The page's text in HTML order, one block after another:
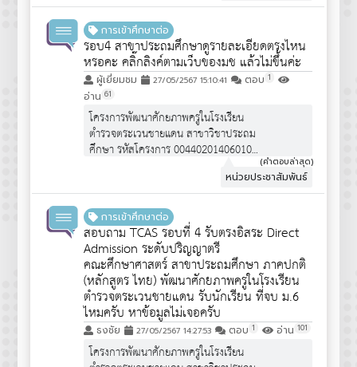
https://www.edu.cmu.ac.th/assets/pdf/qpot/
เป็นโครงการพิเศษ """ไม่ได้เปิดรับสมัคร
นักเรียน ม.6 ทั่วไป""" จึงไม่ได้มีการ
ประชาสัมพันธ์ครับ
การเข้าศึกษาต่อ
รอบ4 สาขาประถมศึกษาดูรายละเอียดตรงไหน
หรอคะ คลิ๊กลิงค์ตามเว็บของมช แล้วไม่ขึ้นค่ะ
ผู้เยี่ยมชม 27/05/2567 15:10:41 ตอบ 1
อ่าน 61
โครงการพัฒนาศักยภาพครูในโรงเรียน
ตำรวจตระเวนชายแดน สาขาวิชาประถม
ศึกษา รหัสโครงการ 00440201406010
https://www.edu.cmu.ac.th/assets/pdf/qpot/
เป็นโครงการพิเศษ """ไม่ได้เปิดรับสมัคร
นักเรียน ม.6 ทั่วไป""" จึงไม่ได้มีการ
ประชาสัมพันธ์ครับ
(คำตอบล่าสุด)
หน่วยประชาสัมพันธ์
การเข้าศึกษาต่อ
สอบถาม TCAS รอบที่ 4 รับตรงอิสระ Direct
Admission ระดับปริญญาตรี
คณะศึกษาศาสตร์ สาขาประถมศึกษา ภาคปกติ
(หลักสูตร ไทย) พัฒนาศักยภาพครูในโรงเรียน
ตำรวจตระเวนชายแดน รับนักเรียน ที่จบ ม.6
ไหมครับ หาข้อมูลไม่เจอครับ
ธงชัย 27/05/2567 14:27:53 ตอบ 1 อ่าน 101
โครงการพัฒนาศักยภาพครูในโรงเรียน